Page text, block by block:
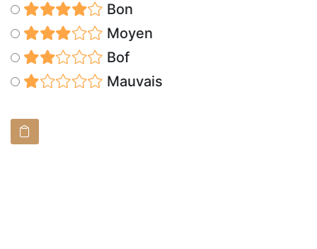
Bon
Moyen
Bof
Mauvais